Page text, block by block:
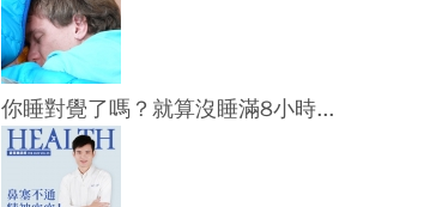
你睡對覺了嗎？就算沒睡滿8小時...